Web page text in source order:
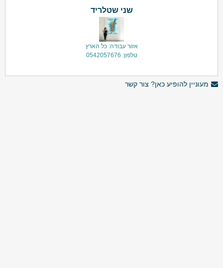
שני שטלריד
אזור עבודה: כל הארץ
טלפון: 0542057676
מעוניין להופיע כאן? צור קשר